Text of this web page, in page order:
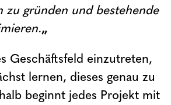
zu gründen und bestehende
„
Geschäftsfeld einzutreten,
lernen, dieses genau zu
beginnt jedes Projekt mit